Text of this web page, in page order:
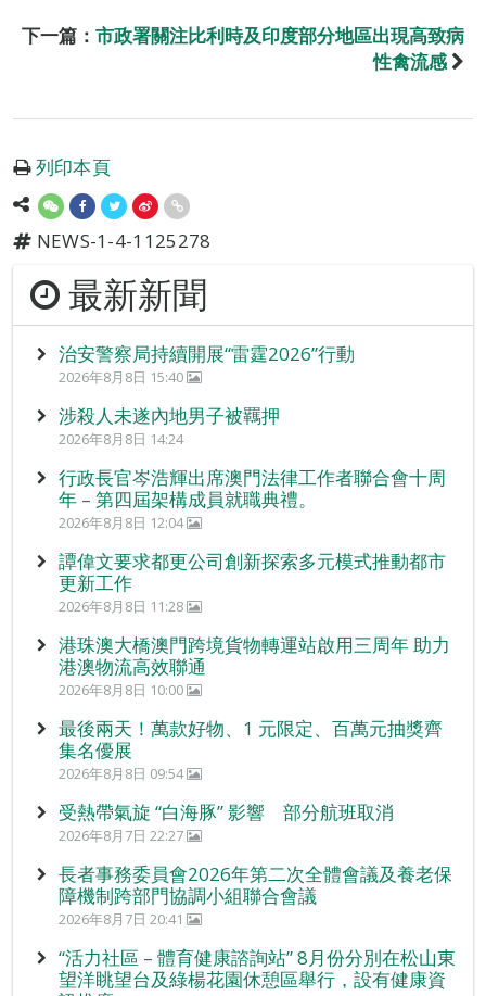
下一篇： 市政署關注比利時及印度部分地區出現高致病
性禽流感
列印本頁
NEWS-1-4-1125278
最新新聞
治安警察局持續開展“雷霆2026”行動
2026年8月8日 15:40
涉殺人未遂內地男子被羈押
2026年8月8日 14:24
行政長官岑浩輝出席澳門法律工作者聯合會十周
年 – 第四屆架構成員就職典禮。
2026年8月8日 12:04
譚偉文要求都更公司創新探索多元模式推動都市
更新工作
2026年8月8日 11:28
港珠澳大橋澳門跨境貨物轉運站啟用三周年 助力
港澳物流高效聯通
2026年8月8日 10:00
最後兩天！萬款好物、1 元限定、百萬元抽獎齊
集名優展
2026年8月8日 09:54
受熱帶氣旋 “白海豚” 影響 部分航班取消
2026年8月7日 22:27
長者事務委員會2026年第二次全體會議及養老保
障機制跨部門協調小組聯合會議
2026年8月7日 20:41
“活力社區 – 體育健康諮詢站” 8月份分別在松山東
望洋眺望台及綠楊花園休憩區舉行，設有健康資